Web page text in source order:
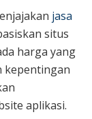
jasa
situs
harga yang
kepentingan
aplikasi.